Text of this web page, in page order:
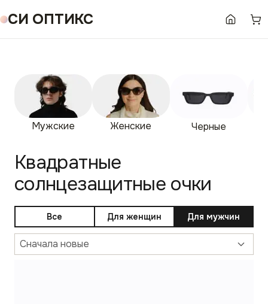
СИ ОПТИКС
Мужские Женские Черные
Квадратные
солнцезащитные очки
Все Для женщин Для мужчин
Сначала новые